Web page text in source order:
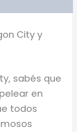
City y
sabés que
en
todos